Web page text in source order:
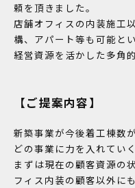
頼を頂きました。
店舗オフィスの内装施工
構、アパート等も可能と
経営資源を活かした多角
【ご提案内容】
新築事業が今後着工棟数
どの事業に力を入れてい
まずは現在の顧客資源の
フィス内装の顧客以外にも